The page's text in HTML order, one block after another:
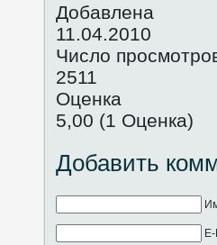
Добавлена
11.04.2010
Число
2511
Оценка
5,00 (1 Оценка)
Добавить